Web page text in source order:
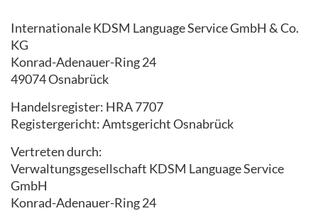
Internationale KDSM Language Service GmbH & Co.
KG
Konrad-Adenauer-Ring 24
49074 Osnabrück
Handelsregister: HRA 7707
Registergericht: Amtsgericht Osnabrück
Vertreten durch:
Verwaltungsgesellschaft KDSM Language Service
GmbH
Konrad-Adenauer-Ring 24